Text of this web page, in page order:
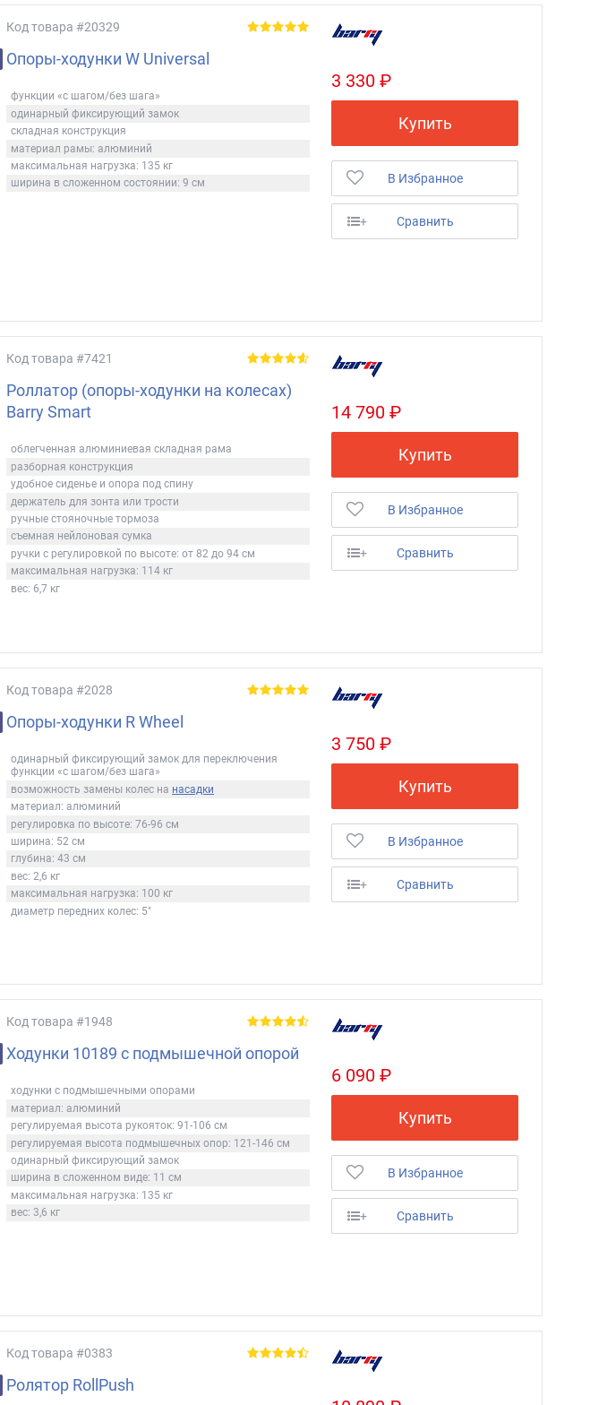
Код товара #20329
Опоры-ходунки W Universal
функции «с шагом/без шага»
одинарный фиксирующий замок
складная конструкция
материал рамы: алюминий
максимальная нагрузка: 135 кг
ширина в сложенном состоянии: 9 см
3 330 ₽
Купить
В Избранное
+ Сравнить
Код товара #7421
Роллатор (опоры-ходунки на колесах)
Barry Smart
облегченная алюминиевая складная рама
разборная конструкция
удобное сиденье и опора под спину
держатель для зонта или трости
ручные стояночные тормоза
съемная нейлоновая сумка
ручки с регулировкой по высоте: от 82 до 94 см
максимальная нагрузка: 114 кг
вес: 6,7 кг
14 790 ₽
Купить
В Избранное
+ Сравнить
Код товара #2028
Опоры-ходунки R Wheel
одинарный фиксирующий замок для переключения
функции «с шагом/без шага»
возможность замены колес на насадки
материал: алюминий
регулировка по высоте: 76-96 см
ширина: 52 см
глубина: 43 см
вес: 2,6 кг
максимальная нагрузка: 100 кг
диаметр передних колес: 5"
3 750 ₽
Купить
В Избранное
+ Сравнить
Код товара #1948
Ходунки 10189 с подмышечной опорой
ходунки с подмышечными опорами
материал: алюминий
регулируемая высота рукояток: 91-106 см
регулируемая высота подмышечных опор: 121-146 см
одинарный фиксирующий замок
ширина в сложенном виде: 11 см
максимальная нагрузка: 135 кг
вес: 3,6 кг
6 090 ₽
Купить
В Избранное
+ Сравнить
Код товара #0383
Ролятор RollPush